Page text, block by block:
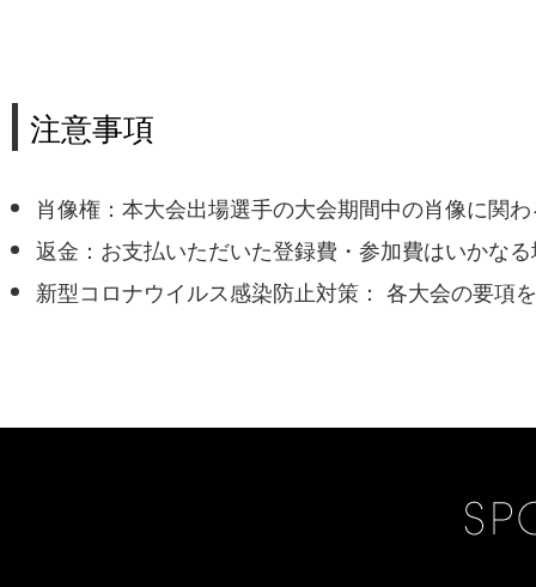
注意事項
肖像権：本大会出場選手の大会期間中の肖像に関
返金：お支払いただいた登録費・参加費はいかな
新型コロナウイルス感染防止対策： 各大会の要項